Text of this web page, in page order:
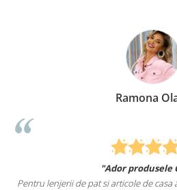
Ramona
"Ador produsele
Pentru lenjerii de pat si articole de